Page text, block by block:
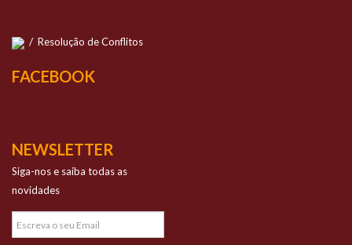
/ Resolução de Conflitos
FACEBOOK
NEWSLETTER
Siga-nos e saiba todas as
novidades